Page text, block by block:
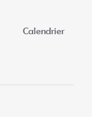
Calendrier